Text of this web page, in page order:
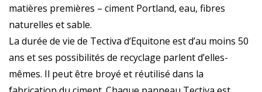
matières premières – ciment Portland, eau, fibres
naturelles et sable.
La durée de vie de Tectiva d’Equitone est d’au moins 50
ans et ses possibilités de recyclage parlent d’elles-
mêmes. Il peut être broyé et réutilisé dans la